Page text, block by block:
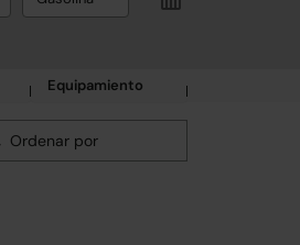
Equipamiento
Ordenar por